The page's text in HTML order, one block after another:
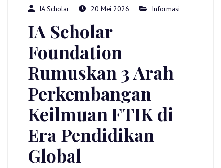
IA Scholar 20 Mei 2026 Informasi
IA Scholar
Foundation
Rumuskan 3 Arah
Perkembangan
Keilmuan FTIK di
Era Pendidikan
Global